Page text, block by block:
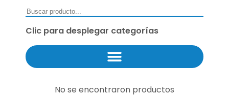
Clic para desplegar categorías
No se encontraron productos